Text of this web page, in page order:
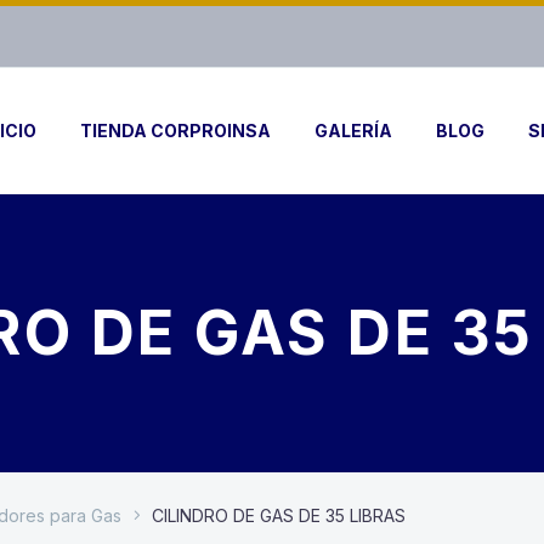
TIENDA CORPROINSA GALERÍA BLOG
DE GAS DE
para Gas CILINDRO DE GAS DE 35 LIBRAS